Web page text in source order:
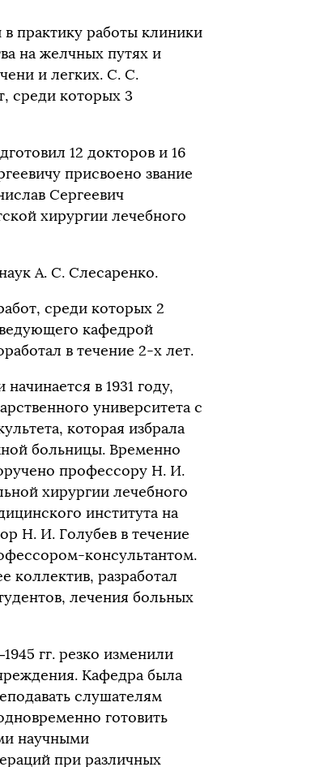
практику работы клиники
на желчных путях и
и легких. С. С.
среди которых 3
12 докторов и 16
присвоено звание
Сергеевич
хирургии лечебного
А. С. Слесаренко.
среди которых 2
кафедрой
в течение 2-х лет.
в 1931 году,
университета с
которая избрала
больницы. Временно
профессору Н. И.
хирургии лечебного
института на
Н. И. Голубев в течение
консультантом.
коллектив, разработал
лечения больных
гг. резко изменили
Кафедра была
слушателям
готовить
научными
при различных